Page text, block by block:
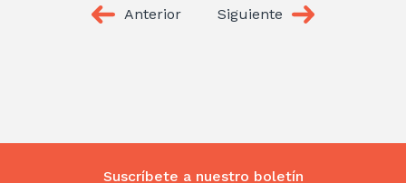
Anterior Siguiente
Suscríbete a nuestro boletín